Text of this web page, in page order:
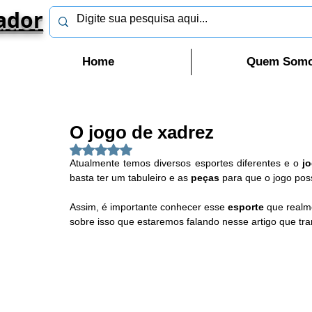
Home Quem
O jogo de xadrez
Avaliado com NaN de 5 estrelas.
Atualmente temos diversos esportes diferentes e o
basta ter um tabuleiro e as peças para que o jogo
Assim, é importante conhecer esse esporte que
sobre isso que estaremos falando nesse artigo que